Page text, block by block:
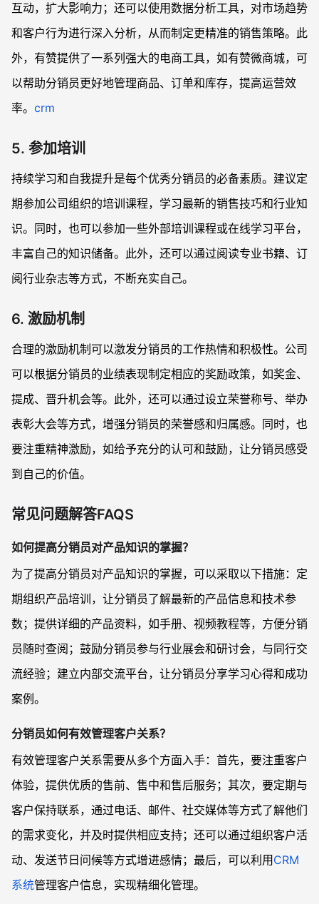
互动，扩大影响力；还可以使用数据分析工具，对市场趋势
和客户行为进行深入分析，从而制定更精准的销售策略。此
外，有赞提供了一系列强大的电商工具，如有赞微商城，可
以帮助分销员更好地管理商品、订单和库存，提高运营效
率。 crm
5. 参加培训
持续学习和自我提升是每个优秀分销员的必备素质。建议定
期参加公司组织的培训课程，学习最新的销售技巧和行业知
识。同时，也可以参加一些外部培训课程或在线学习平台，
丰富自己的知识储备。此外，还可以通过阅读专业书籍、订
阅行业杂志等方式，不断充实自己。
6. 激励机制
合理的激励机制可以激发分销员的工作热情和积极性。公司
可以根据分销员的业绩表现制定相应的奖励政策，如奖金、
提成、晋升机会等。此外，还可以通过设立荣誉称号、举办
表彰大会等方式，增强分销员的荣誉感和归属感。同时，也
要注重精神激励，如给予充分的认可和鼓励，让分销员感受
到自己的价值。
常见问题解答FAQS
如何提高分销员对产品知识的掌握？
为了提高分销员对产品知识的掌握，可以采取以下措施：定
期组织产品培训，让分销员了解最新的产品信息和技术参
数；提供详细的产品资料，如手册、视频教程等，方便分销
员随时查阅；鼓励分销员参与行业展会和研讨会，与同行交
流经验；建立内部交流平台，让分销员分享学习心得和成功
案例。
分销员如何有效管理客户关系？
有效管理客户关系需要从多个方面入手：首先，要注重客户
体验，提供优质的售前、售中和售后服务；其次，要定期与
客户保持联系，通过电话、邮件、社交媒体等方式了解他们
的需求变化，并及时提供相应支持；还可以通过组织客户活
动、发送节日问候等方式增进感情；最后，可以利用 CRM
系统管理客户信息，实现精细化管理。